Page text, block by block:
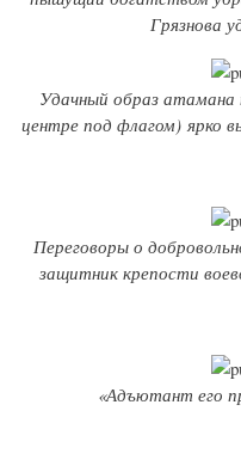
Грязнова
Удачный образ атамана
центре под флагом) ярко
Переговоры о
защитник крепости
«Адъютант его